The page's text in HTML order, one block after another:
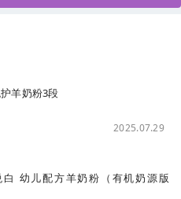
羊奶粉3段
2025.07.29
白 幼儿配方羊奶粉（有机奶源版